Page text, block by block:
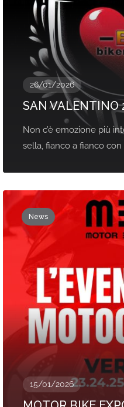
26/01/2026
SAN VALENTINO
Non c’è emozione più
sella, fianco a fianco con
News
15/01/2026